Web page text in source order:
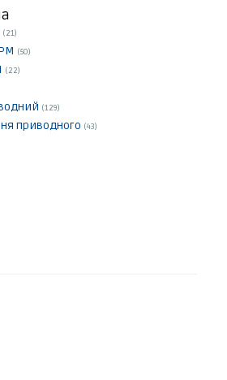
(21)
(50)
(22)
(129)
приводного (43)